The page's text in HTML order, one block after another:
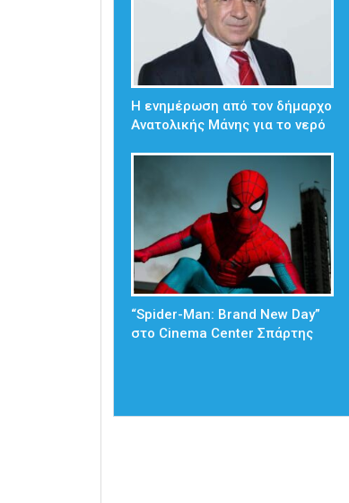
Η ενημέρωση από τον δήμαρχο
Ανατολικής Μάνης για το νερό
“Spider-Man: Brand New Day”
στο Cinema Center Σπάρτης